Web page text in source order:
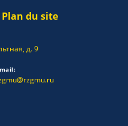
Plan du site
д. 9